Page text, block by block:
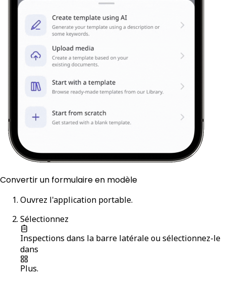
Convertir un formulaire en modèle
Ouvrez l'application portable.
Sélectionnez
Inspections dans la barre latérale ou sélectionnez-le
dans
Plus.